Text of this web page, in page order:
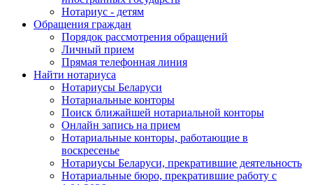
Нотариус - детям
Обращения граждан
Порядок рассмотрения обращений
Личный прием
Прямая телефонная линия
Найти нотариуса
Нотариусы Беларуси
Нотариальные конторы
Поиск ближайшей нотариальной конторы
Онлайн запись на прием
Нотариальные конторы, работающие в
воскресенье
Нотариусы Беларуси, прекратившие деятельность
Нотариальные бюро, прекратившие работу с